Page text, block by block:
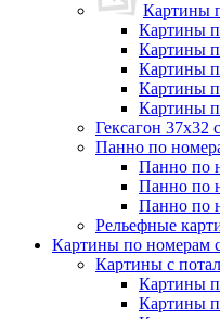
Картины
Картины
Картины
Картины
Картины
Картины
Гексагон 37х32
Панно по
Панно по
Панно по
Панно по
Рельефные
Картины по номерам
Картины с
Картины
Картины